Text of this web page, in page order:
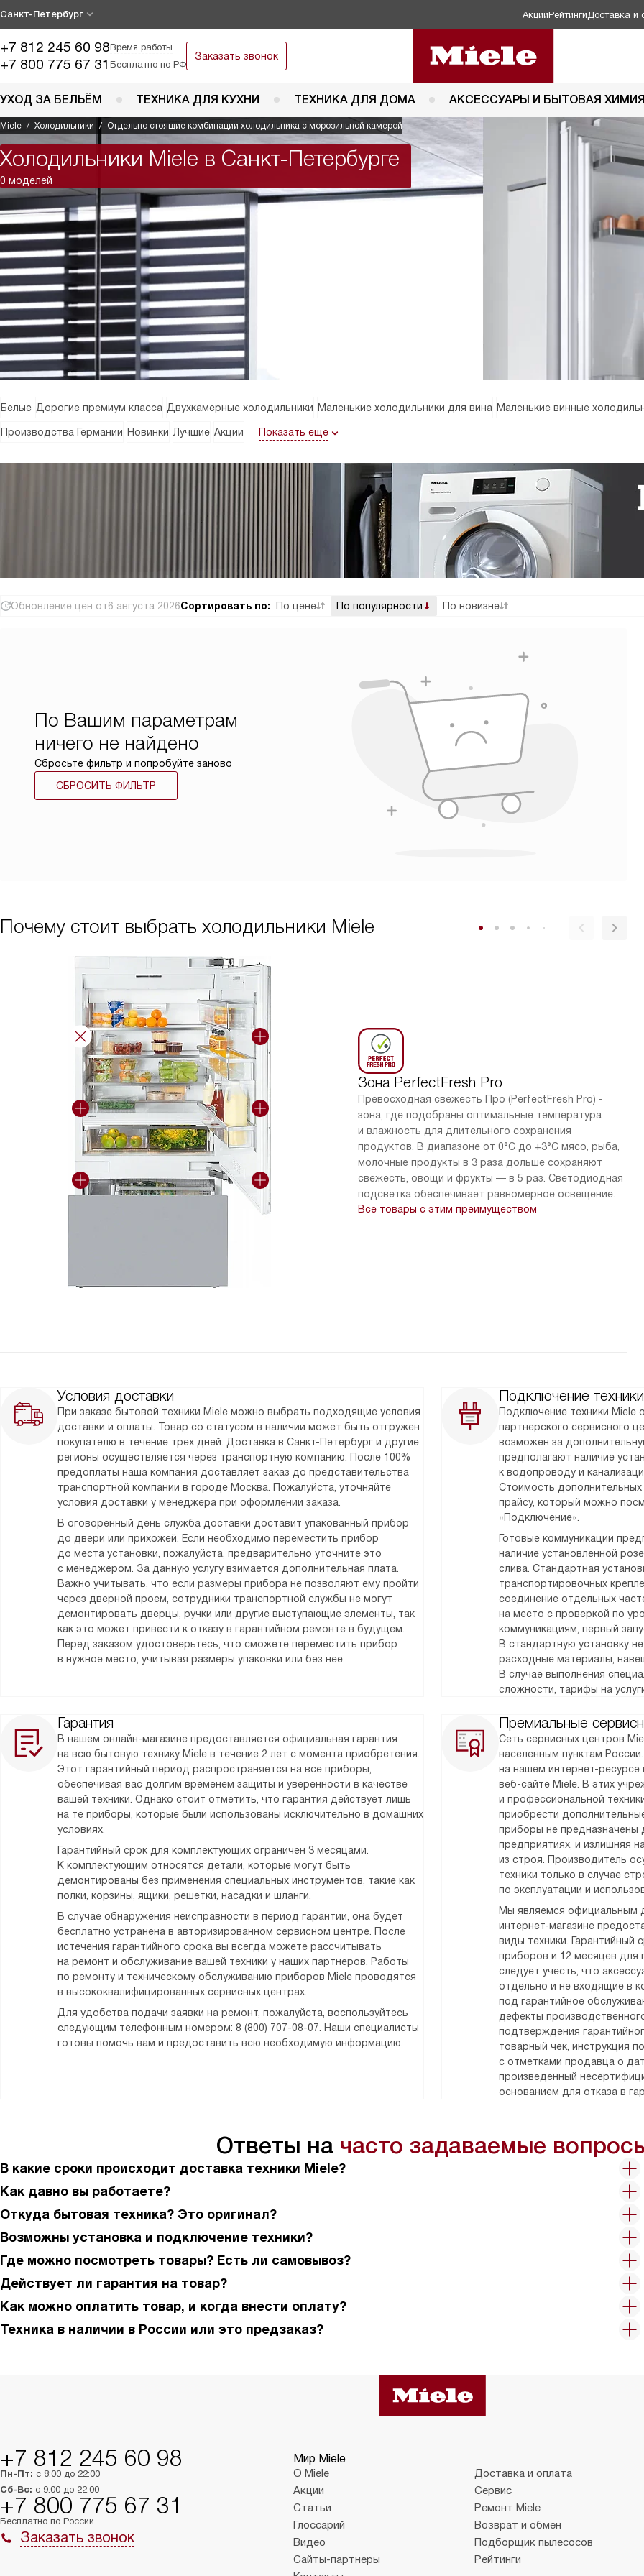
Санкт-Петербург АкцииРейтинги Доставка и
+7 812 245 60 98Время работы
+7 800 775 67 31 Бесплатно по РФ
Заказать звонок
УХОД ЗА БЕЛЬЁМ ТЕХНИКА ДЛЯ КУХНИ ТЕХНИКА ДЛЯ ДОМА АКСЕССУАРЫ И БЫТОВАЯ ХИМИЯ
Miele Холодильники Отдельно стоящие комбинации холодильника с морозильной камерой
Холодильники Miele в Санкт-Петербурге
0 моделей
Белые Дорогие премиум класса Двухкамерные холодильники Маленькие холодильники для вина Маленькие винные
Производства Германии Новинки Лучшие Акции Показать еще
Обновление цен от6 августа 2026Сортировать по: По цене По популярности По новизне
По Вашим параметрам
ничего не найдено
Сбросьте фильтр и попробуйте заново
СБРОСИТЬ ФИЛЬТР
Почему стоит выбрать холодильники Miele
Зона PerfectFresh Pro
Превосходная свежесть Про (PerfectFresh Pro) -
зона, где подобраны оптимальные температура
и влажность для длительного сохранения
продуктов. В диапазоне от 0°C до +3°C мясо, рыба,
молочные продукты в 3 раза дольше сохраняют
свежесть, овощи и фрукты — в 5 раз. Светодиодная
подсветка обеспечивает равномерное освещение.
Все товары с этим преимуществом
Условия доставки
При заказе бытовой техники Miele можно выбрать подходящие условия
доставки и оплаты. Товар со статусом в наличии может быть отгружен
покупателю в течение трех дней. Доставка в Санкт-Петербург и другие
регионы осуществляется через транспортную компанию. После 100%
предоплаты наша компания доставляет заказ до представительства
транспортной компании в городе Москва. Пожалуйста, уточняйте
условия доставки у менеджера при оформлении заказа.
В оговоренный день служба доставки доставит упакованный прибор
до двери или прихожей. Если необходимо переместить прибор
до места установки, пожалуйста, предварительно уточните это
с менеджером. За данную услугу взимается дополнительная плата.
Важно учитывать, что если размеры прибора не позволяют ему пройти
через дверной проем, сотрудники транспортной службы не могут
демонтировать дверцы, ручки или другие выступающие элементы, так
как это может привести к отказу в гарантийном ремонте в будущем.
Перед заказом удостоверьтесь, что сможете переместить прибор
в нужное место, учитывая размеры упаковки или без нее.
Подключение техники
Подключение техники Miele
партнерского сервисного
возможен за
предполагают наличие
к водопроводу и
Стоимость дополнительных
прайсу, который можно
«Подключение».
Готовые коммуникации
наличие установленной
слива. Стандартная
транспортировочных
соединение отдельных
на место с проверкой по
коммуникациям, первый
В стандартную установку
расходные материалы,
В случае выполнения
сложности, тарифы на
Гарантия
В нашем онлайн-магазине предоставляется официальная гарантия
на всю бытовую технику Miele в течение 2 лет с момента приобретения.
Этот гарантийный период распространяется на все приборы,
обеспечивая вас долгим временем защиты и уверенности в качестве
вашей техники. Однако стоит отметить, что гарантия действует лишь
на те приборы, которые были использованы исключительно в домашних
условиях.
Гарантийный срок для комплектующих ограничен 3 месяцами.
К комплектующим относятся детали, которые могут быть
демонтированы без применения специальных инструментов, такие как
полки, корзины, ящики, решетки, насадки и шланги.
В случае обнаружения неисправности в период гарантии, она будет
бесплатно устранена в авторизированном сервисном центре. После
истечения гарантийного срока вы всегда можете рассчитывать
на ремонт и обслуживание вашей техники у наших партнеров. Работы
по ремонту и техническому обслуживанию приборов Miele проводятся
в высококвалифицированных сервисных центрах.
Для удобства подачи заявки на ремонт, пожалуйста, воспользуйтесь
следующим телефонным номером: 8 (800) 707-08-07. Наши специалисты
готовы помочь вам и предоставить всю необходимую информацию.
Премиальные
Сеть сервисных центров
населенным пунктам
на нашем интернет-ресурсе
веб-сайте Miele. В этих
и профессиональной
приобрести
приборы не предназначены
предприятиях, и излишняя
из строя. Производитель
техники только в случае
по эксплуатации и
Мы являемся официальным
интернет-магазине
виды техники. Гарантийный
приборов и 12 месяцев для
следует учесть, что
отдельно и не входящие в
под гарантийное
дефекты
подтверждения
товарный чек, инструкция
с отметками продавца о
произведенный
основанием для отказа в
Ответы на часто задаваемые
В какие сроки происходит доставка техники Miele?
Как давно вы работаете?
Откуда бытовая техника? Это оригинал?
Возможны установка и подключение техники?
Где можно посмотреть товары? Есть ли самовывоз?
Действует ли гарантия на товар?
Как можно оплатить товар, и когда внести оплату?
Техника в наличии в России или это предзаказ?
+7 812 245 60 98
Пн-Пт: с 8:00 до 22:00
Сб-Вс: с 9:00 до 22:00
+7 800 775 67 31
Бесплатно по России
Заказать звонок
Мир Miele
О Miele
Доставка и оплата
Акции
Сервис
Статьи
Ремонт Miele
Глоссарий
Возврат и обмен
Видео
Подборщик пылесосов
Сайты-партнеры
Рейтинги